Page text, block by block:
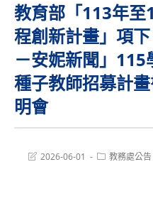
教育部「113年
程創新計畫」項
－安妮新聞」
種子教師招募計
明會
Post2026-06-01
Post教務處公告